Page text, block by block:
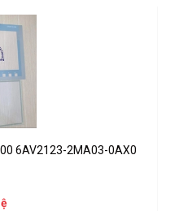
6AV2123-2MA03-0AX0